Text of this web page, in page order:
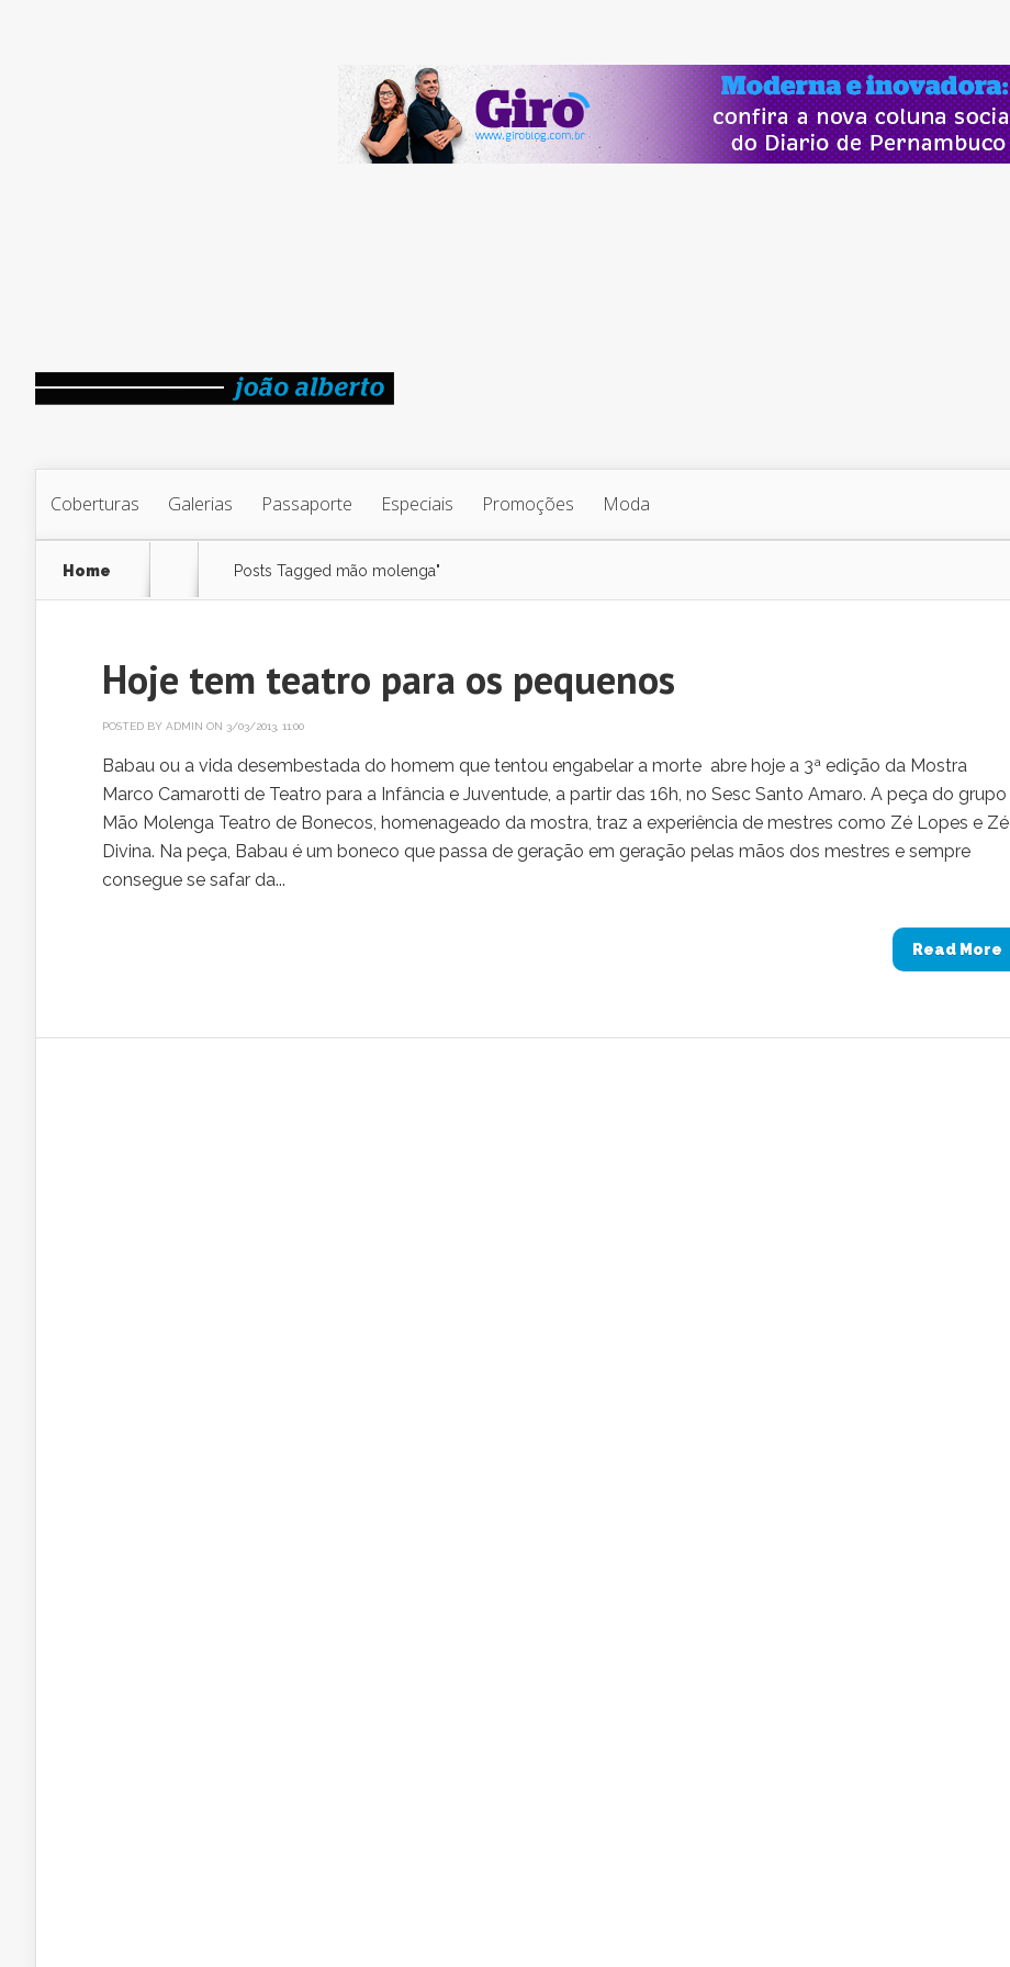
Coberturas Galerias Passaporte Especiais Promoções Moda
Home Posts Tagged mão molenga"
Hoje tem teatro para os pequenos
POSTED BY ADMIN ON 3/03/2013, 11:00
Babau ou a vida desembestada do homem que tentou engabelar a morte abre hoje a 3ª edição da Mostra
Marco Camarotti de Teatro para a Infância e Juventude, a partir das 16h, no Sesc Santo Amaro. A peça do grupo
Mão Molenga Teatro de Bonecos, homenageado da mostra, traz a experiência de mestres como Zé Lopes e Zé
Divina. Na peça, Babau é um boneco que passa de geração em geração pelas mãos dos mestres e sempre
consegue se safar da...
Read More